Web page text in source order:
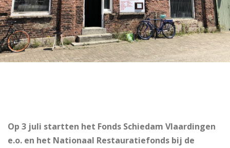
Op 3 juli startten het Fonds Schiedam Vlaardingen
e.o. en het Nationaal Restauratiefonds bij de